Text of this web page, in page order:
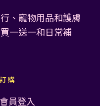
、寵物用品和護膚
一送一和日常補
訂購
會員登入